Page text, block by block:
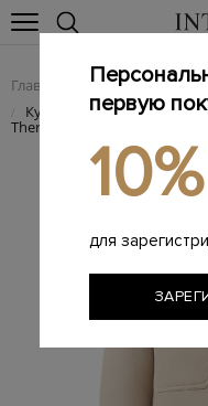
Главная Женщинам /
/ Куртка из
Thermore© и деталью
первую
10%
для